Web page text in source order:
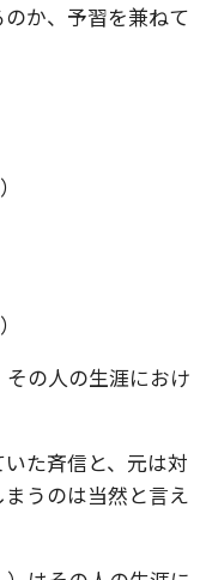
か、予習を兼ねて
の人の生涯におけ
た斉信と、元は対
うのは当然と言え